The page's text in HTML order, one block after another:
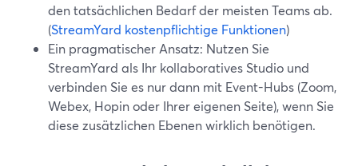
den tatsächlichen Bedarf der meisten Teams ab.
(StreamYard kostenpflichtige Funktionen)
Ein pragmatischer Ansatz: Nutzen Sie
StreamYard als Ihr kollaboratives Studio und
verbinden Sie es nur dann mit Event-Hubs (Zoom,
Webex, Hopin oder Ihrer eigenen Seite), wenn Sie
diese zusätzlichen Ebenen wirklich benötigen.